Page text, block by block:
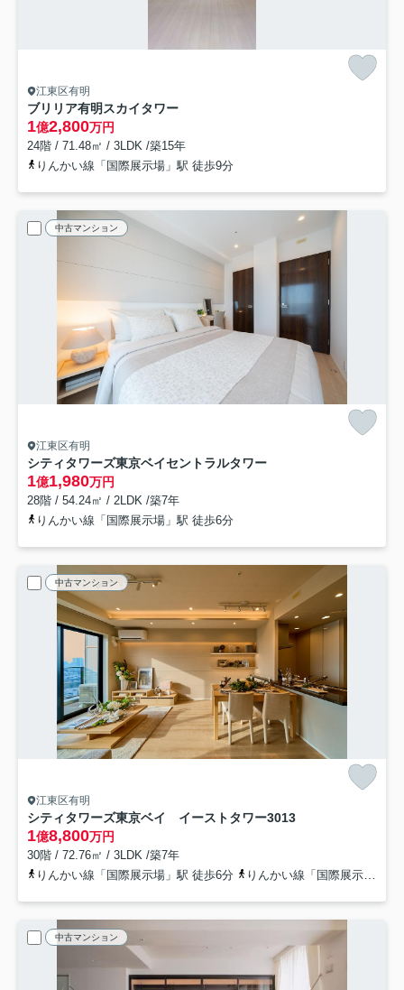
江東区有明
ブリリア有明スカイタワー
1億2,800万円
24階 / 71.48㎡ / 3LDK /築15年
りんかい線「国際展示場」駅 徒歩9分
中古マンション
江東区有明
シティタワーズ東京ベイセントラルタワー
1億1,980万円
28階 / 54.24㎡ / 2LDK /築7年
りんかい線「国際展示場」駅 徒歩6分
中古マンション
江東区有明
シティタワーズ東京ベイ イーストタワー3013
1億8,800万円
30階 / 72.76㎡ / 3LDK /築7年
りんかい線「国際展示場」駅 徒歩6分
りんかい線「国際展示場」駅 徒歩5分
中古マンション